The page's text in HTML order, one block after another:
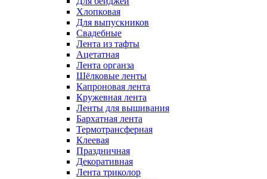
Хлопковая
Для выпускников
Свадебные
Лента из тафты
Ацетатная
Лента органза
Шёлковые ленты
Капроновая лента
Кружевная лента
Ленты для вышивания
Бархатная лента
Термотрансферная
Клеевая
Праздничная
Декоративная
Лента триколор